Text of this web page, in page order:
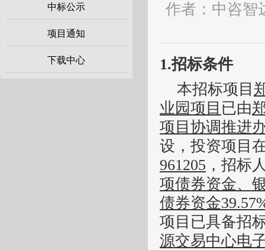
中标公示
项目通知
下载中心
作者：中咨
1.招标条件
本招标项目
业园项目 已由
项目协调推进
设， 投资项目
961205 ，招标
项债券资金、
债券资金
项目已具备招
源交易中心电